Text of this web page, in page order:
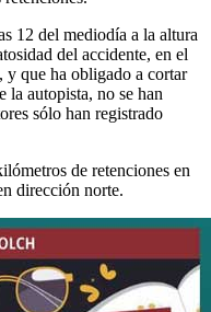
12 del mediodía a la altura
del accidente, en el
y que ha obligado a cortar
la autopista, no se han
sólo han registrado
de retenciones en
dirección norte.